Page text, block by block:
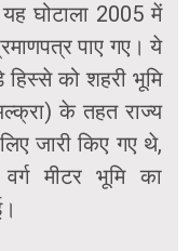
घोटाला 2005 में
पाए गए। ये
को शहरी भूमि
के तहत राज्य
जारी किए गए थे,
मीटर भूमि का